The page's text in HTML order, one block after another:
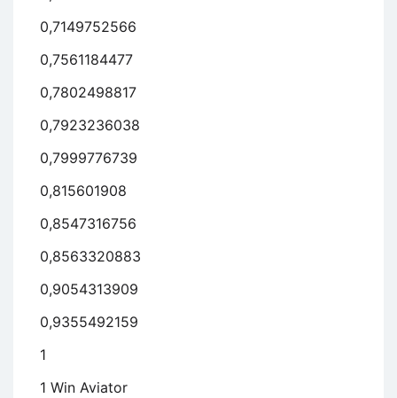
0,7149752566
0,7561184477
0,7802498817
0,7923236038
0,7999776739
0,815601908
0,8547316756
0,8563320883
0,9054313909
0,9355492159
1
1 Win Aviator